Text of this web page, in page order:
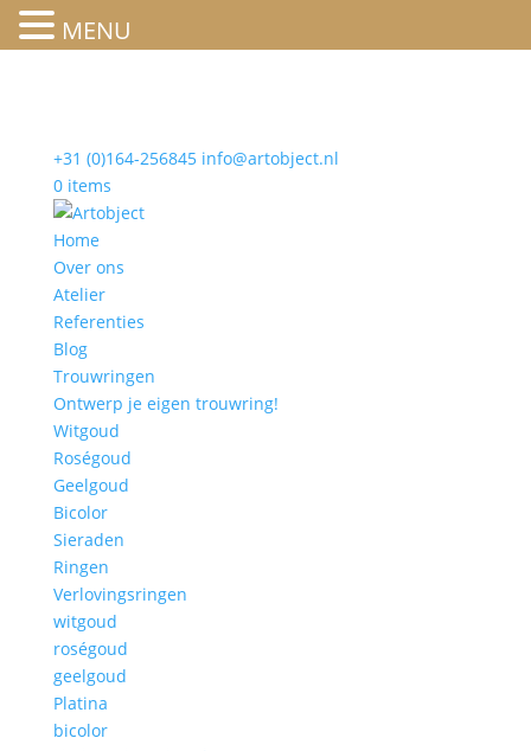
+31 (0)164-256845 info@artobject.nl
0 items
Home
Over ons
Atelier
Referenties
Blog
Trouwringen
Ontwerp je eigen trouwring!
Witgoud
Roségoud
Geelgoud
Bicolor
Sieraden
Ringen
Verlovingsringen
witgoud
roségoud
geelgoud
Platina
bicolor
MENU